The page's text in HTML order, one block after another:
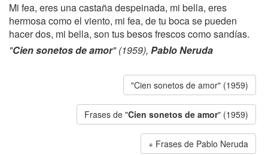
Mi fea, eres una castaña despeinada, mi bella, eres
hermosa como el viento, mi fea, de tu boca se pueden
hacer dos, mi bella, son tus besos frescos como sandías.
"Cien sonetos de amor" (1959), Pablo Neruda
"Cien sonetos de amor" (1959)
Frases de "Cien sonetos de amor" (1959)
Frases de Pablo Neruda